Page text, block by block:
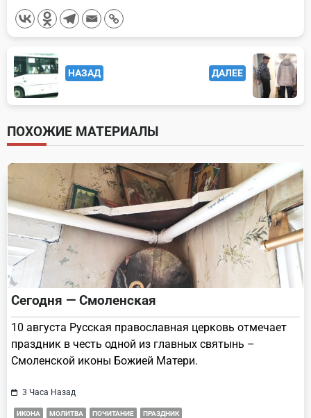
<span
class="nav-
subtitle
screen-
reader-
text">Page</span>
НАЗАД ДАЛЕЕ
ПОХОЖИЕ МАТЕРИАЛЫ
Сегодня — Смоленская
10 августа Русская православная церковь отмечает
праздник в честь одной из главных святынь –
Смоленской иконы Божией Матери.
3 Часа Назад
ИКОНА МОЛИТВА ПОЧИТАНИЕ ПРАЗДНИК